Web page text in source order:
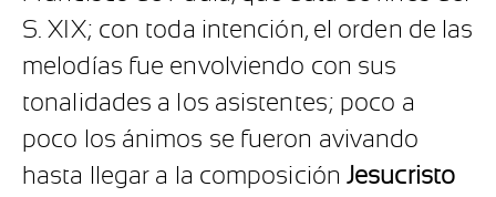
S. XIX; con toda intención, el orden de las
melodías fue envolviendo con sus
tonalidades a los asistentes; poco a
poco los ánimos se fueron avivando
hasta llegar a la composiciónJesucristo